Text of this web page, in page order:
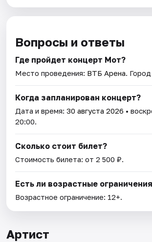
Вопросы и ответы
Где пройдет концерт Мот?
Место проведения: ВТБ Арена.
Когда запланирован концерт?
Дата и время:30 августа 2026 •
20:00.
Сколько стоит билет?
Стоимость билета: от 2 500 ₽.
Есть ли возрастные
Возрастное ограничение: 12+.
Артист